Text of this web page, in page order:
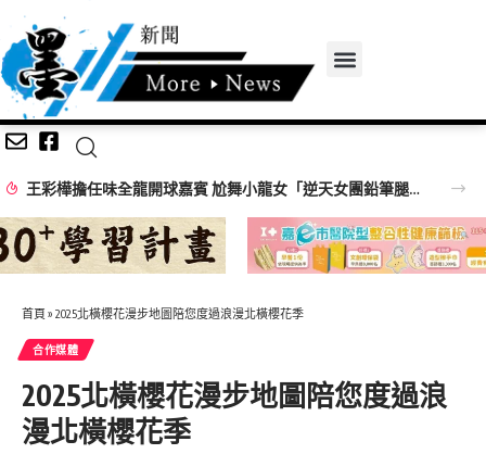
王彩樺擔任味全龍開球嘉賓 尬舞小龍女「逆天女團鉛筆腿」搶鏡
首頁 » 2025北橫櫻花漫步地圖陪您度過浪漫北橫櫻花季
合作媒體
2025北橫櫻花漫步地圖陪您度過浪
漫北橫櫻花季